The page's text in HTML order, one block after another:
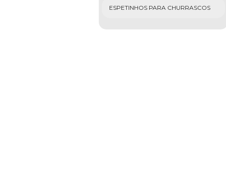
ESPETINHOS PARA CHURRASCOS